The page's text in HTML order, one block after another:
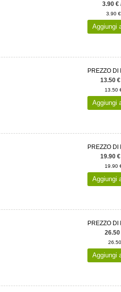
3.90 €
3.90
Aggiungi
PREZZO DI
13.50
13.50
Aggiungi
PREZZO DI
19.90
19.90
Aggiungi
PREZZO DI
26.50
Aggiungi